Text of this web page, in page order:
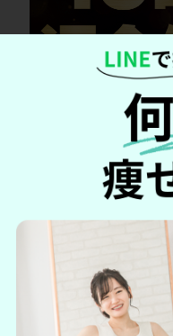
しかし定期購入なら初回
もよくある
「購入回数縛
証」がついているので安